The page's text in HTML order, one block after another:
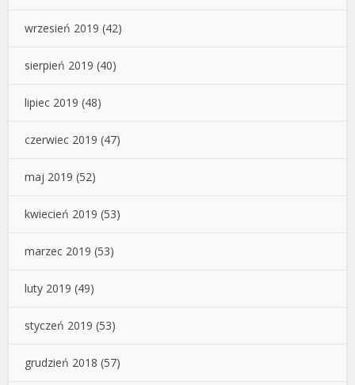
wrzesień 2019 (42)
sierpień 2019 (40)
lipiec 2019 (48)
czerwiec 2019 (47)
maj 2019 (52)
kwiecień 2019 (53)
marzec 2019 (53)
luty 2019 (49)
styczeń 2019 (53)
grudzień 2018 (57)